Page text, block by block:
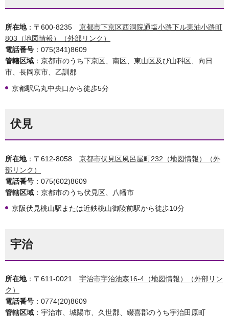
所在地：〒600-8235 京都市下京区西洞院通塩小路下ル東油小路町
803（地図情報）（外部リンク）
電話番号 ：075(341)8609
管轄区域 ：京都市のうち下京区、南区、東山区及び山科区、向日
市、長岡京市、乙訓郡
京都駅烏丸中央口から徒歩5分
伏見
所在地：〒612-8058 京都市伏見区風呂屋町232（地図情報）（外
部リンク）
電話番号 ：075(602)8609
管轄区域 ：京都市のうち伏見区、八幡市
京阪伏見桃山駅または近鉄桃山御陵前駅から徒歩10分
宇治
所在地：〒611-0021 宇治市宇治池森16-4（地図情報）（外部リン
ク）
電話番号 ：0774(20)8609
管轄区域 ：宇治市、城陽市、久世郡、綴喜郡のうち宇治田原町